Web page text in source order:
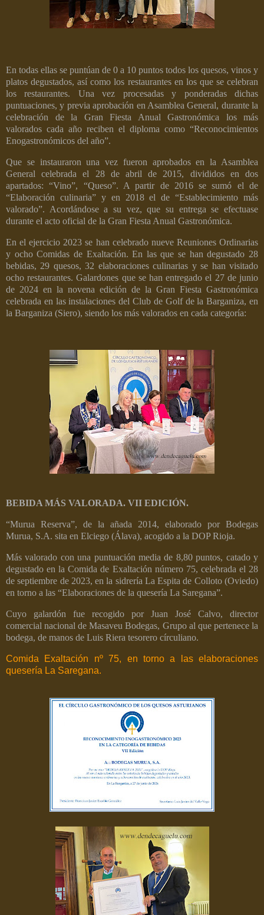
En todas ellas se puntúan de 0 a 10 puntos todos los quesos, vinos y
platos degustados, así como los restaurantes en los que se celebran
los restaurantes. Una vez procesadas y ponderadas dichas
puntuaciones, y previa aprobación en Asamblea General, durante la
celebración de la Gran Fiesta Anual Gastronómica los más
valorados cada año reciben el diploma como “Reconocimientos
Enogastronómicos del año”.
Que se instauraron una vez fueron aprobados en la Asamblea
General celebrada el 28 de abril de 2015, divididos en dos
apartados: “Vino”, “Queso”. A partir de 2016 se sumó el de
“Elaboración culinaria” y en 2018 el de “Establecimiento más
valorado”. Acordándose a su vez, que su entrega se efectuase
durante el acto oficial de la Gran Fiesta Anual Gastronómica.
En el ejercicio 2023 se han celebrado nueve Reuniones Ordinarias
y ocho Comidas de Exaltación. En las que se han degustado 28
bebidas, 29 quesos, 32 elaboraciones culinarias y se han visitado
ocho restaurantes. Galardones que se han entregado el 27 de junio
de 2024 en la novena edición de la Gran Fiesta Gastronómica
celebrada en las instalaciones del Club de Golf de la Barganiza, en
la Barganiza (Siero), siendo los más valorados en cada categoría:
BEBIDA MÁS VALORADA. VII EDICIÓN.
“Murua Reserva”, de la añada 2014, elaborado por Bodegas
Murua, S.A. sita en Elciego (Álava), acogido a la DOP Rioja.
Más valorado con una puntuación media de 8,80 puntos, catado y
degustado en la Comida de Exaltación número 75, celebrada el 28
de septiembre de 2023, en la sidrería La Espita de Colloto (Oviedo)
en torno a las “Elaboraciones de la quesería La Saregana”.
Cuyo galardón fue recogido por Juan José Calvo, director
comercial nacional de Masaveu Bodegas, Grupo al que pertenece la
bodega, de manos de Luis Riera tesorero círculiano.
Comida Exaltación nº 75, en torno a las elaboraciones
quesería La Saregana.